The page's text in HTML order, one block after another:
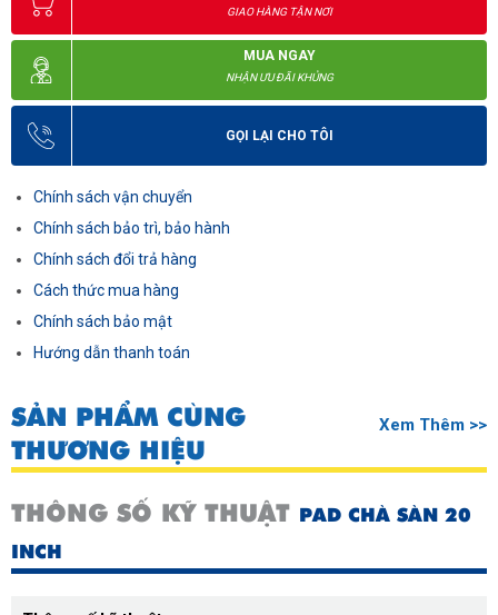
GIAO HÀNG TẬN NƠI
MUA NGAY
NHẬN ƯU ĐÃI KHỦNG
GỌI LẠI CHO TÔI
Chính sách vận chuyển
Chính sách bảo trì, bảo hành
Chính sách đổi trả hàng
Cách thức mua hàng
Chính sách bảo mật
Hướng dẫn thanh toán
SẢN PHẨM CÙNG
THƯƠNG HIỆU
Xem Thêm >>
THÔNG SỐ KỸ THUẬT PAD CHÀ SÀN 20
INCH